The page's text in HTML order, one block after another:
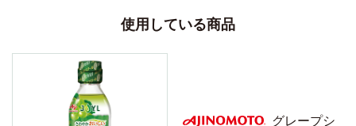
使用している商品
グレープシ